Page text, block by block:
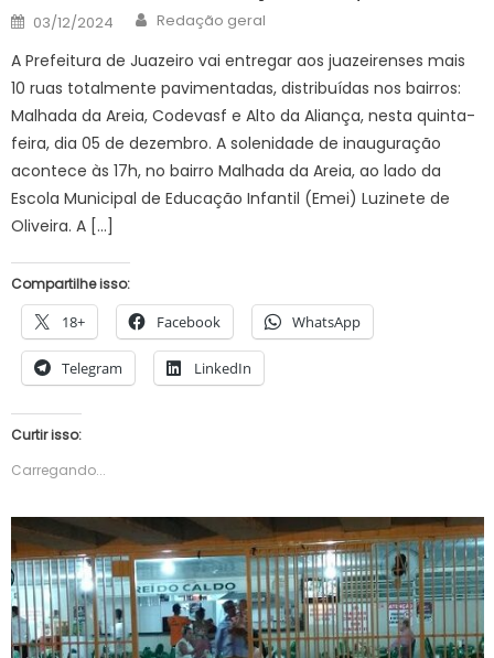
Posted
on
03/12/2024 Author
Redação geral
A Prefeitura de Juazeiro vai entregar aos juazeirenses mais
10 ruas totalmente pavimentadas, distribuídas nos bairros:
Malhada da Areia, Codevasf e Alto da Aliança, nesta quinta-
feira, dia 05 de dezembro. A solenidade de inauguração
acontece às 17h, no bairro Malhada da Areia, ao lado da
Escola Municipal de Educação Infantil (Emei) Luzinete de
Oliveira. A […]
Compartilhe isso:
18+ Facebook WhatsApp
Telegram LinkedIn
Curtir isso:
Carregando...